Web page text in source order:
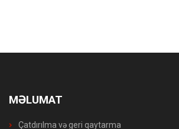
MƏLUMAT
Çatdırılma və geri qaytarma